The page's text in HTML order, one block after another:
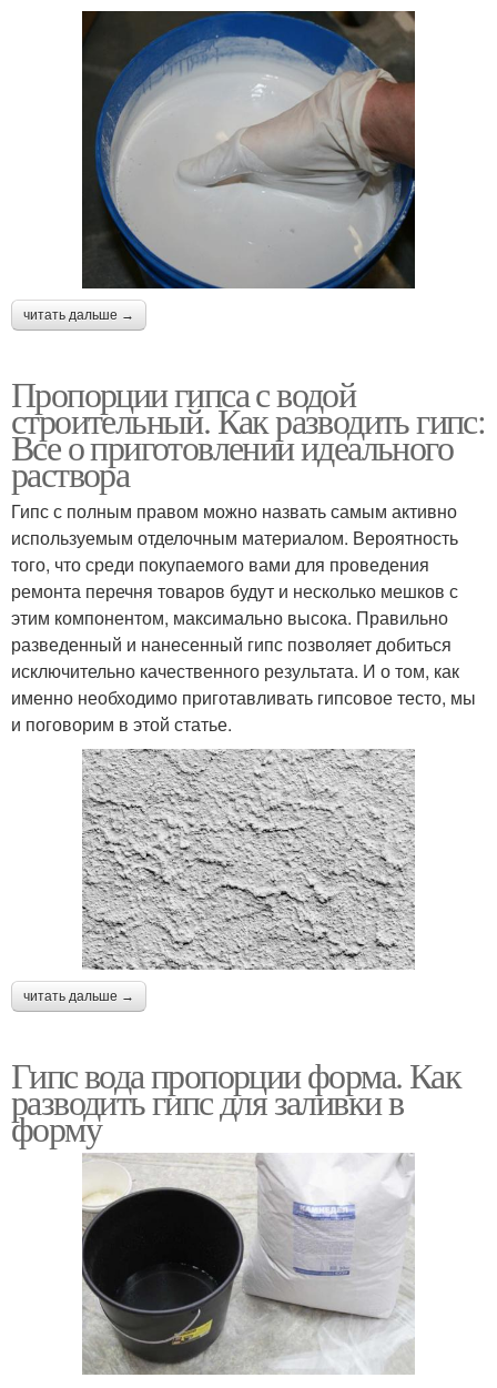
читать дальше →
Пропорции гипса с водой
строительный. Как разводить гипс:
Все о приготовлении идеального
раствора
Гипс с полным правом можно назвать самым активно
используемым отделочным материалом. Вероятность
того, что среди покупаемого вами для проведения
ремонта перечня товаров будут и несколько мешков с
этим компонентом, максимально высока. Правильно
разведенный и нанесенный гипс позволяет добиться
исключительно качественного результата. И о том, как
именно необходимо приготавливать гипсовое тесто, мы
и поговорим в этой статье.
читать дальше →
Гипс вода пропорции форма. Как
разводить гипс для заливки в
форму